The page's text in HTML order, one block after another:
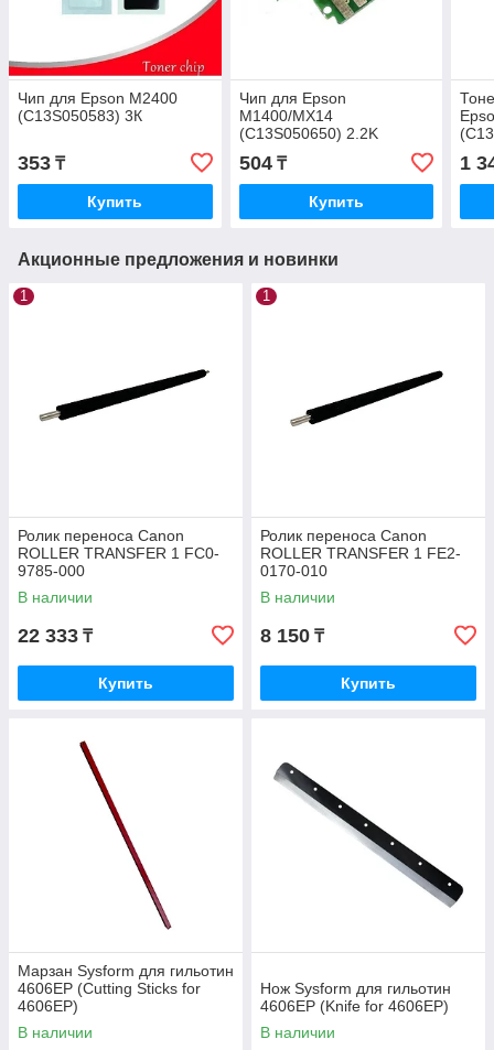
Чип для Epson M2400
(C13S050583) 3К
353 ₸
Купить
Чип для Epson
M1400/MX14
(C13S050650) 2.2K
504₸
Купить
1
Акционные предложения и новинки
1
Ролик переноса Canon
ROLLER TRANSFER 1 FC0-
9785-000
В наличии
22 333 ₸
Купить
1
Ролик переноса Canon
ROLLER TRANSFER 1 FE2-
0170-010
В наличии
8 150 ₸
Купить
Марзан Sysform для гильотин
4606EP (Cutting Sticks for
4606EP)
В наличии
Нож Sysform для гильотин
4606EP (Knife for 4606EP)
В наличии